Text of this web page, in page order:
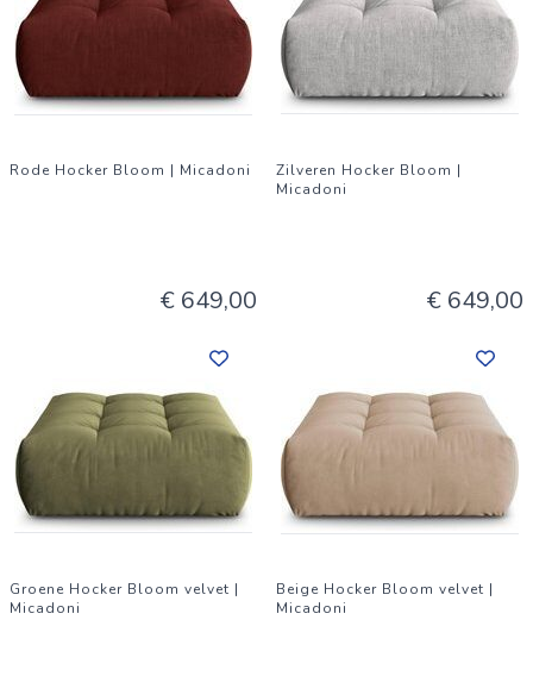
Rode Hocker Bloom | Micadoni
€ 649,00
Zilveren Hocker Bloom |
Micadoni
€ 649,00
Groene Hocker Bloom velvet |
Micadoni
Beige Hocker Bloom velvet |
Micadoni